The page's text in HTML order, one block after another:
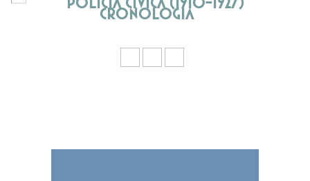
Cronologia